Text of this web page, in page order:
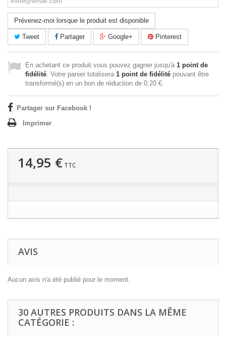
Prévenez-moi lorsque le produit est disponible
Tweet Partager Google+ Pinterest
En achetant ce produit vous pouvez gagner jusqu'à 1 point de
fidélité. Votre panier totalisera 1 point de fidélité pouvant être
transformé(s) en un bon de réduction de 0,20 €.
Partager sur Facebook !
Imprimer
14,95 € TTC
AVIS
Aucun avis n'a été publié pour le moment.
30 AUTRES PRODUITS DANS LA MÊME
CATÉGORIE :